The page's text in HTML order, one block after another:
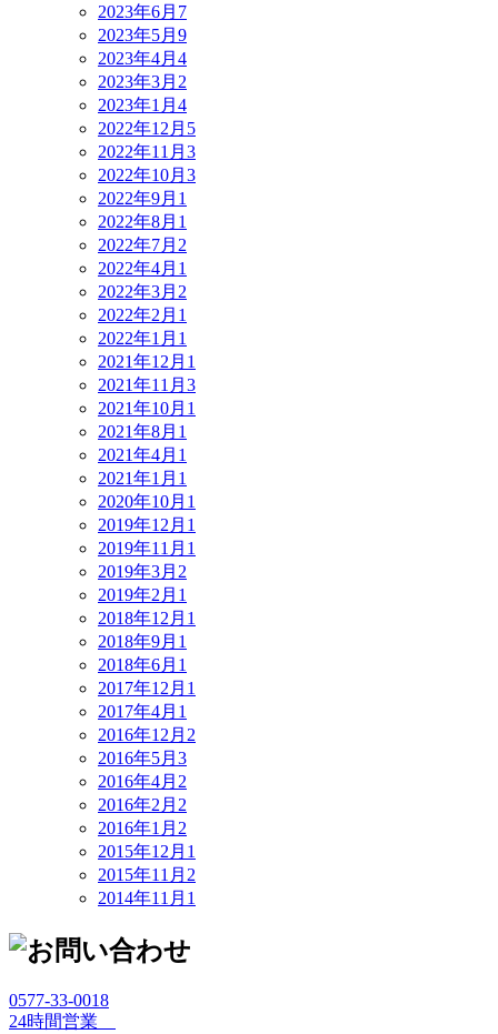
2023年6月 7
2023年5月 9
2023年4月 4
2023年3月 2
2023年1月 4
2022年12月 5
2022年11月 3
2022年10月 3
2022年9月 1
2022年8月 1
2022年7月 2
2022年4月 1
2022年3月 2
2022年2月 1
2022年1月 1
2021年12月 1
2021年11月 3
2021年10月 1
2021年8月 1
2021年4月 1
2021年1月 1
2020年10月 1
2019年12月 1
2019年11月 1
2019年3月 2
2019年2月 1
2018年12月 1
2018年9月 1
2018年6月 1
2017年12月 1
2017年4月 1
2016年12月 2
2016年5月 3
2016年4月 2
2016年2月 2
2016年1月 2
2015年12月 1
2015年11月 2
2014年11月 1
0577-33-0018
24時間営業